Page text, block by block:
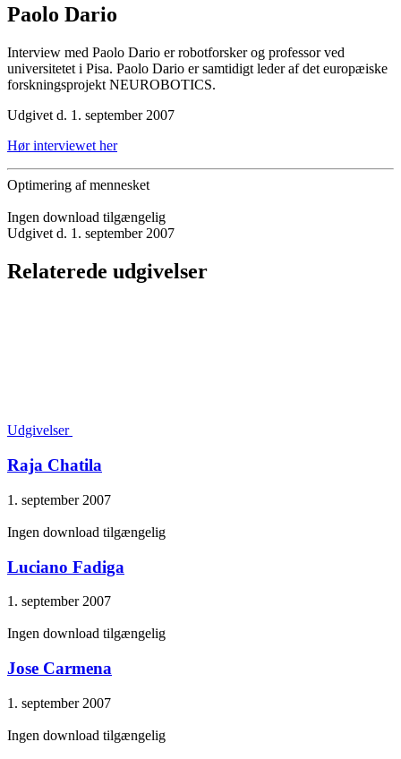
Paolo Dario
Interview med Paolo Dario er robotforsker og professor ved
universitetet i Pisa. Paolo Dario er samtidigt leder af det europæiske
forskningsprojekt NEUROBOTICS.
Udgivet d. 1. september 2007
Hør interviewet her
Optimering af mennesket
Ingen download tilgængelig
Udgivet d. 1. september 2007
Relaterede udgivelser
Udgivelser
Raja Chatila
1. september 2007
Ingen download tilgængelig
Luciano Fadiga
1. september 2007
Ingen download tilgængelig
Jose Carmena
1. september 2007
Ingen download tilgængelig